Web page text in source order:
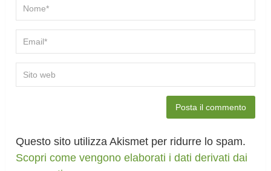
Questo sito utilizza Akismet per ridurre lo spam.
Scopri come vengono elaborati i dati derivati dai